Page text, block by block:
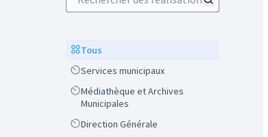
ScopeTous
ScopeServices municipaux
Scope
Médiathèque et Archives
Municipales
ScopeDirection Générale